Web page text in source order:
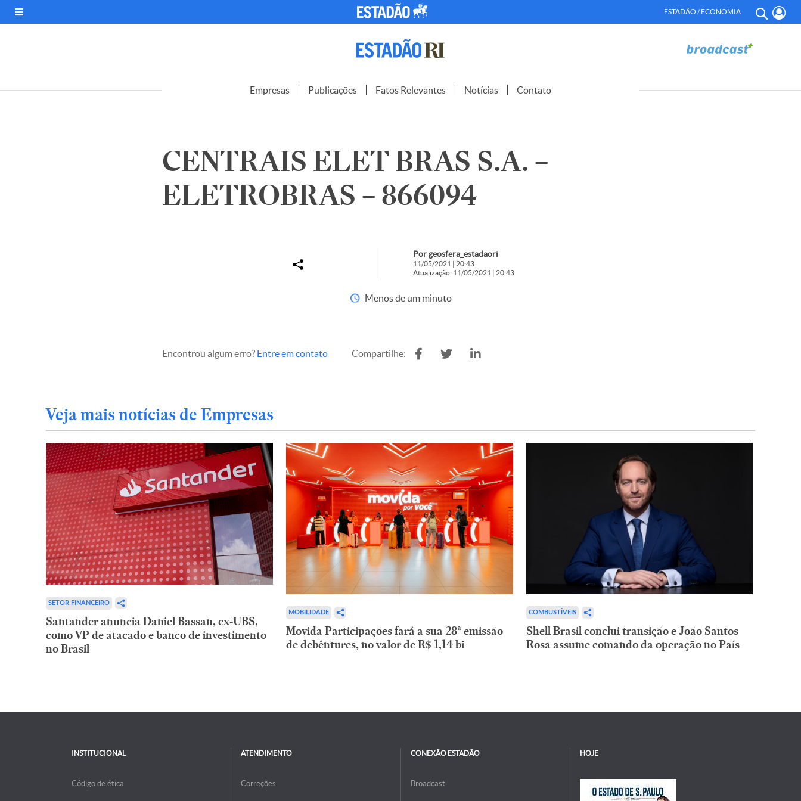
ESTADÃO / ECONOMIA
Empresas Publicações Fatos Relevantes Notícias Contato
CENTRAIS ELET BRAS S.A. –
ELETROBRAS – 866094
Por geosfera_estadaori
11/05/2021 | 20:43
Atualização: 11/05/2021 | 20:43
Menos de um minuto
Encontrou algum erro? Entre em contato Compartilhe:
Veja mais notícias de Empresas
SETOR FINANCEIRO
Santander anuncia Daniel Bassan, ex-UBS,
como VP de atacado e banco de investimento
no Brasil
MOBILIDADE
Movida Participações fará a sua 28ª emissão
de debêntures, no valor de R$ 1,14 bi
COMBUSTÍVEIS
Shell Brasil conclui transição e João Santos
Rosa assume comando da operação no País
INSTITUCIONAL
Código de ética
ATENDIMENTO
Correções
CONEXÃO ESTADÃO
Broadcast
HOJE